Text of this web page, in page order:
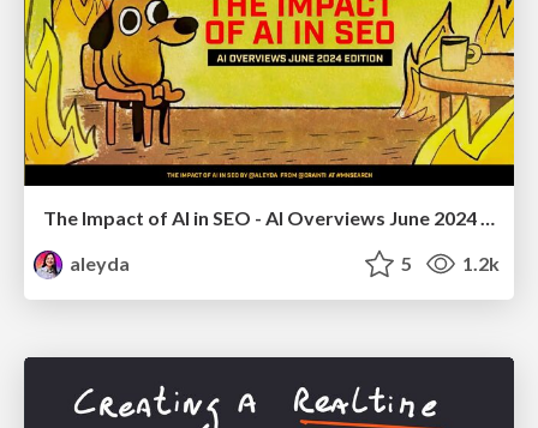
The Impact of AI in SEO - AI Overviews June 2024 Edition
aleyda
5 1.2k